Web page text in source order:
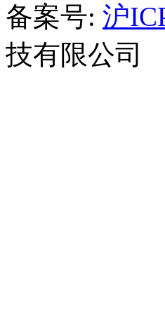
备案号: 沪
技有限公司